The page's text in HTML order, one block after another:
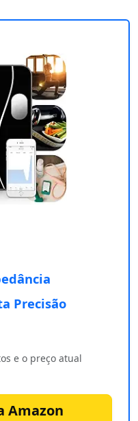
Precisão
e o preço atual
Amazon